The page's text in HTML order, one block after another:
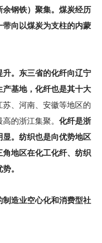
钢铁）聚集。煤炭经历
向以煤炭为支柱的内蒙
。东三省的化纤向辽宁
基地，化纤也是其十大
、河南、安徽等地区的
的浙江集聚。 化纤是浙
。纺织也是向优势地区
地区在化工化纤、纺织
。
造业空心化和消费型社